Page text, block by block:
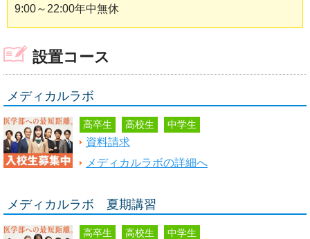
9:00～22:00年中無休
設置コース
メディカルラボ
高卒生 高校生 中学生
資料請求
メディカルラボの詳細へ
メディカルラボ 夏期講習
高卒生 高校生 中学生